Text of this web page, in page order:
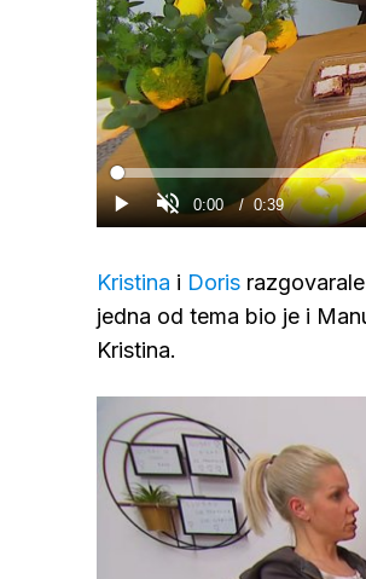
GledajUpali
zvuk
Current
0:00 / Duration
0:39
Loaded:
0%
Kristina i Doris
jedna od tema bio je i
Kristina.